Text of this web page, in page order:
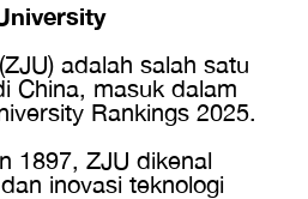
adalah salah satu
China, masuk dalam
Rankings 2025.
1897, ZJU dikenal
inovasi teknologi